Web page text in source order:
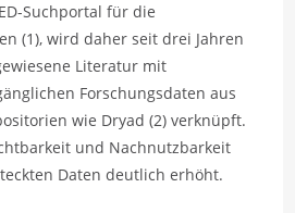
Suchportal für die
(1), wird daher seit drei Jahren
Literatur mit
Forschungsdaten aus
wie Dryad (2) verknüpft.
und Nachnutzbarkeit
Daten deutlich erhöht.